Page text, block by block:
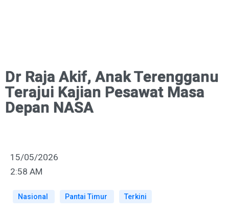
Dr Raja Akif, Anak Terengganu
Terajui Kajian Pesawat Masa
Depan NASA
15/05/2026
2:58 AM
Nasional Pantai Timur Terkini